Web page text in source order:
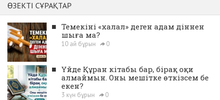
ӨЗЕКТІ СҰРАҚТАР
■ Темекіні «халал» деген адам діннен
шыға ма?
10 ай бұрын 0
■ Үйде Құран кітабы бар, бірақ оқи
алмаймын. Оны мешітке өткізсем бе
екен?
3 күн бұрын 0